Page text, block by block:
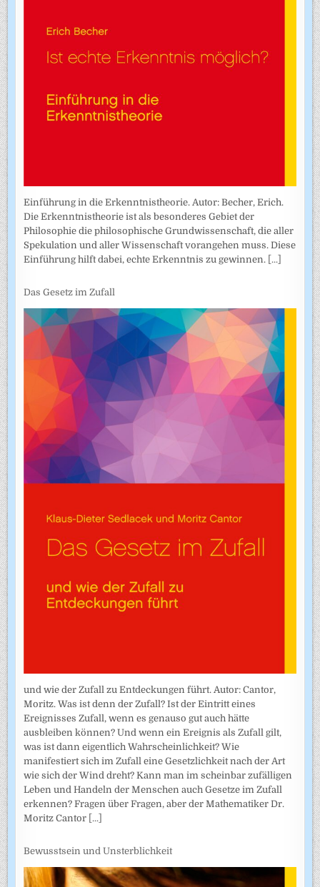
Einführung in die Erkenntnistheorie. Autor: Becher, Erich.
Die Erkenntnistheorie ist als besonderes Gebiet der
Philosophie die philosophische Grundwissenschaft, die aller
Spekulation und aller Wissenschaft vorangehen muss. Diese
Einführung hilft dabei, echte Erkenntnis zu gewinnen. [...]
Das Gesetz im Zufall
und wie der Zufall zu Entdeckungen führt. Autor: Cantor,
Moritz. Was ist denn der Zufall? Ist der Eintritt eines
Ereignisses Zufall, wenn es genauso gut auch hätte
ausbleiben können? Und wenn ein Ereignis als Zufall gilt,
was ist dann eigentlich Wahrscheinlichkeit? Wie
manifestiert sich im Zufall eine Gesetzlichkeit nach der Art
wie sich der Wind dreht? Kann man im scheinbar zufälligen
Leben und Handeln der Menschen auch Gesetze im Zufall
erkennen? Fragen über Fragen, aber der Mathematiker Dr.
Moritz Cantor [...]
Bewusstsein und Unsterblichkeit